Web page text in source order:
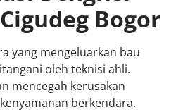
Bogor
yang mengeluarkan bau
oleh teknisi ahli.
mencegah kerusakan
berkendara.